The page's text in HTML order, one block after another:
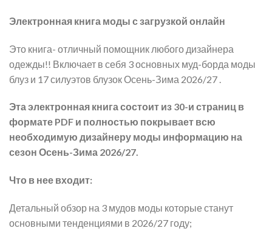
Электронная книга моды с загрузкой онлайн
Это книга- отличный помощник любого дизайнера
одежды!! Включает в себя 3 основных муд-борда моды
блуз и 17 силуэтов блузок Осень-Зима 2026/27 .
Эта электронная книга состоит из 30-и страниц в
формате PDF и полностью покрывает всю
необходимую дизайнеру моды информацию на
сезон Осень-Зима 2026/27.
Что в нее входит:
Детальный обзор на 3 мудов моды которые станут
основными тенденциями в 2026/27 году;